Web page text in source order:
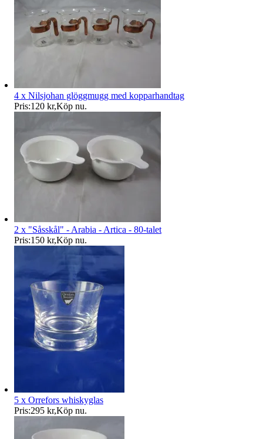
4 x Nilsjohan glöggmugg med kopparhandtag
Pris:120 kr,Köp nu.
2 x "Såsskål" - Arabia - Artica - 80-talet
Pris:150 kr,Köp nu.
5 x Orrefors whiskyglas
Pris:295 kr,Köp nu.